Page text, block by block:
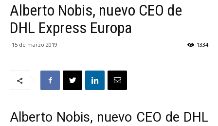
Alberto Nobis, nuevo CEO de
DHL Express Europa
15 de marzo 2019 1334
Alberto Nobis, nuevo CEO de DHL